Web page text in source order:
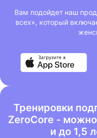
Вам подойдет наш
всех», который
Тренировки
ZeroCore -
и до 1,5